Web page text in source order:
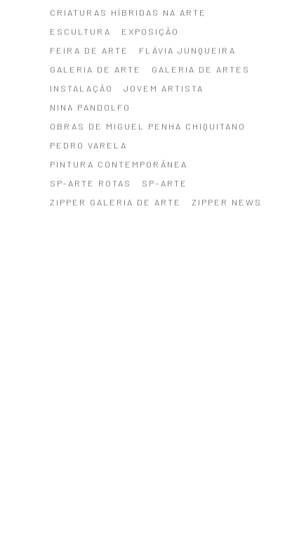
CRIATURAS HÍBRIDAS NA ARTE
ESCULTURA
EXPOSIÇÃO
FEIRA DE ARTE
FLÁVIA JUNQUEIRA
GALERIA DE ARTE
GALERIA DE ARTES
INSTALAÇÃO
JOVEM ARTISTA
NINA PANDOLFO
OBRAS DE MIGUEL PENHA CHIQUITANO
PEDRO VARELA
PINTURA CONTEMPORÂNEA
SP-ARTE ROTAS
SP–ARTE
ZIPPER GALERIA DE ARTE
ZIPPER NEWS